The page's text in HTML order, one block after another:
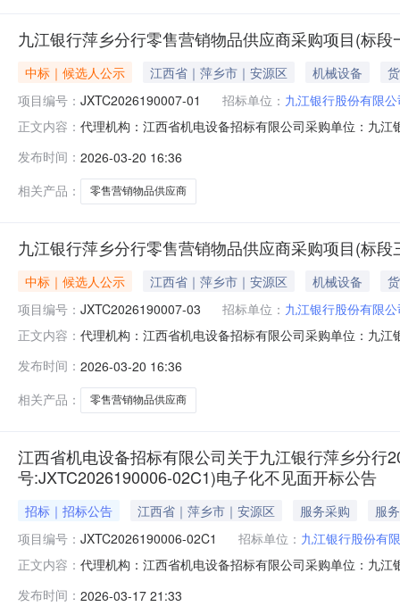
九江银行萍乡分行零售营销物品供应商采购项目(标
中标｜候选人公示 江西省｜萍乡市｜安源区 机械设备
项目编号： JXTC2026190007-01 招标单位： 九江银行股份有限
正文内容： 代理机构：江西省机电设备招标有限公司采购单位：九
应商采购项目（标段一：市区）(项目编号：
发布时间： 2026-03-20 16:36
相关产品：
零售营销物品供应商
九江银行萍乡分行零售营销物品供应商采购项目(标
中标｜候选人公示 江西省｜萍乡市｜安源区 机械设备
项目编号： JXTC2026190007-03 招标单位： 九江银行股份有限
正文内容： 代理机构：江西省机电设备招标有限公司采购单位：九
应商采购项目（标段三：湘东）(项目编号：
发布时间： 2026-03-20 16:36
相关产品：
零售营销物品供应商
江西省机电设备招标有限公司关于九江银行萍乡分
号:JXTC2026190006-02C1)电子化不见面开标公告
招标｜招标公告 江西省｜萍乡市｜安源区 服务采购
服务
项目编号： JXTC2026190006-02C1 招标单位： 九江银行股份有
正文内容： 代理机构：江西省机电设备招标有限公司采购单位：九
年萍乡地区律师服务采购项目（非清收类法律服务）（
发布时间： 2026-03-17 21:33